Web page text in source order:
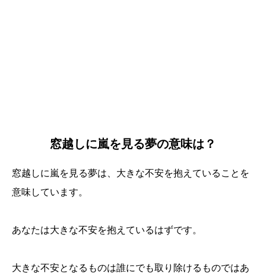
窓越しに嵐を見る夢の意味は？
窓越しに嵐を見る夢は、大きな不安を抱えていることを
意味しています。
あなたは大きな不安を抱えているはずです。
大きな不安となるものは誰にでも取り除けるものではあ